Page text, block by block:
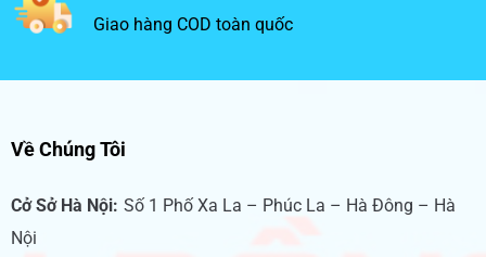
Giao hàng COD toàn quốc
Về Chúng Tôi
Cở Sở Hà Nội: Số 1 Phố Xa La – Phúc La – Hà Đông – Hà
Nội